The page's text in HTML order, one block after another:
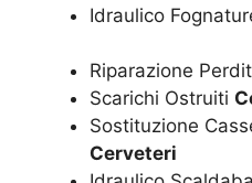
Idraulico
Riparazione
Scarichi Ostruiti
Sostituzione
Cerveteri